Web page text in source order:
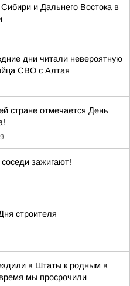
и Дальнего Востока в
дни читали невероятную
СВО с Алтая
стране отмечается День
зажигают!
строителя
в Штаты к родным в
мы просрочили